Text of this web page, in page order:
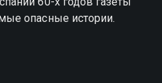
опасные истории.